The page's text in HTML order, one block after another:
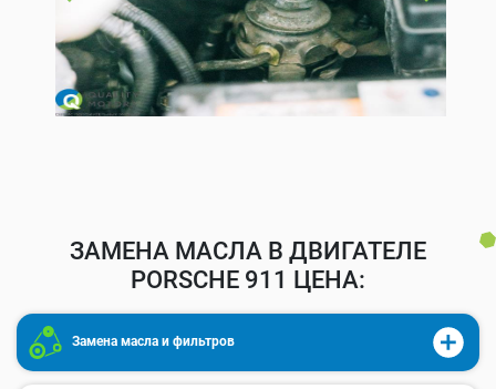
ЗАМЕНА МАСЛА В ДВИГАТЕЛЕ
PORSCHE 911 ЦЕНА:
Замена масла и фильтров